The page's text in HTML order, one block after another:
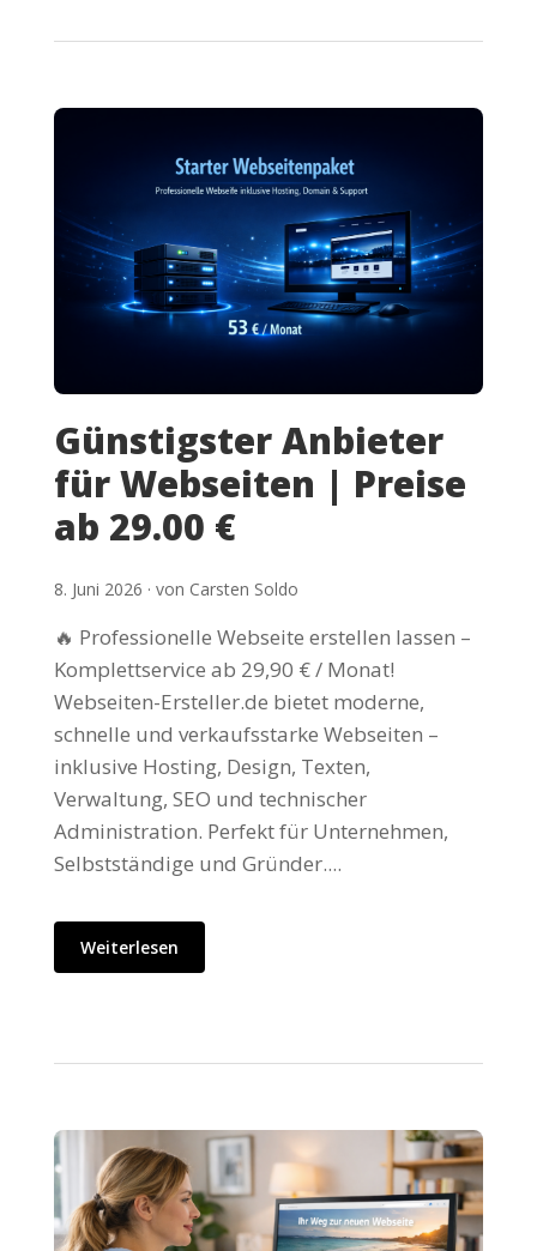
Günstigster Anbieter
für Webseiten | Preise
ab 29.00 €
8. Juni 2026 · von Carsten Soldo
🔥 Professionelle Webseite erstellen lassen –
Komplettservice ab 29,90 € / Monat!
Webseiten-Ersteller.de bietet moderne,
schnelle und verkaufsstarke Webseiten –
inklusive Hosting, Design, Texten,
Verwaltung, SEO und technischer
Administration. Perfekt für Unternehmen,
Selbstständige und Gründer....
Weiterlesen